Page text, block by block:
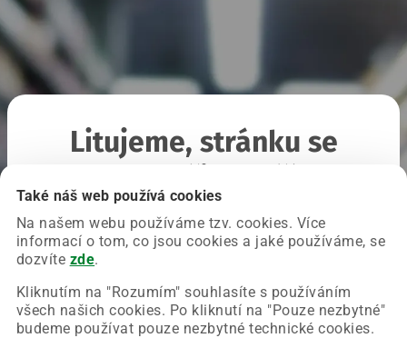
Také náš web používá cookies
Na našem webu používáme tzv. cookies. Více
informací o tom, co jsou cookies a jaké používáme, se
dozvíte zde.
Kliknutím na "Rozumím" souhlasíte s používáním
všech našich cookies. Po kliknutí na "Pouze nezbytné"
budeme používat pouze nezbytné technické cookies.
Litujeme, stránku se
Chyba nastala na naší straně a už ji opravujeme.
Zkuste prosím znovu načíst požadovanou stránku.
Obnovit stránku Úvodní strana